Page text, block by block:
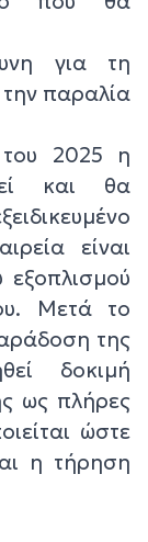
για τη
παραλία
του 2025 η
και θα
είναι
Μετά το
της
δοκιμή
ως πλήρες
ώστε
η τήρηση